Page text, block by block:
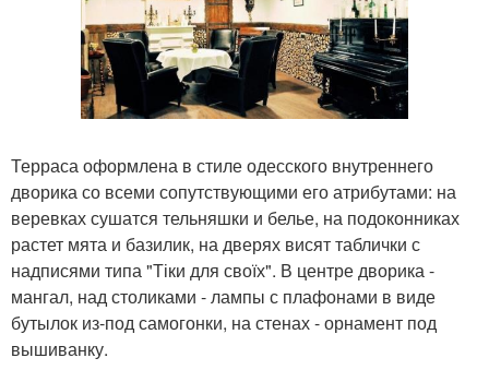
Терраса оформлена в стиле одесского внутреннего
дворика со всеми сопутствующими его атрибутами: на
веревках сушатся тельняшки и белье, на подоконниках
растет мята и базилик, на дверях висят таблички с
надписями типа "Тіки для своїх". В центре дворика -
мангал, над столиками - лампы с плафонами в виде
бутылок из-под самогонки, на стенах - орнамент под
вышиванку.